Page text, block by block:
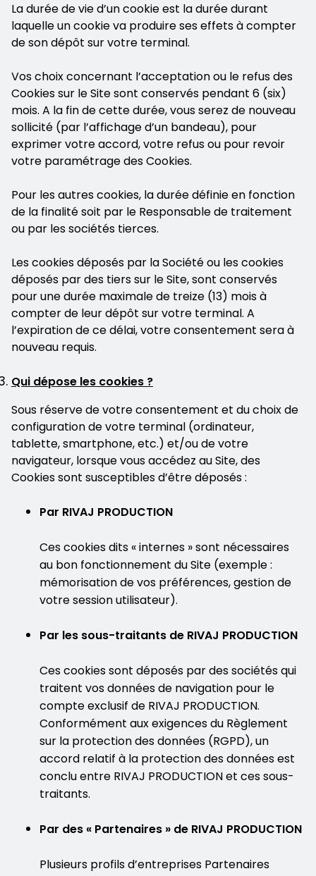
La durée de vie d’un cookie est la durée durant
laquelle un cookie va produire ses effets à compter
de son dépôt sur votre terminal.
Vos choix concernant l’acceptation ou le refus des
Cookies sur le Site sont conservés pendant 6 (six)
mois. A la fin de cette durée, vous serez de nouveau
sollicité (par l’affichage d’un bandeau), pour
exprimer votre accord, votre refus ou pour revoir
votre paramétrage des Cookies.
Pour les autres cookies, la durée définie en fonction
de la finalité soit par le Responsable de traitement
ou par les sociétés tierces.
Les cookies déposés par la Société ou les cookies
déposés par des tiers sur le Site, sont conservés
pour une durée maximale de treize (13) mois à
compter de leur dépôt sur votre terminal. A
l’expiration de ce délai, votre consentement sera à
nouveau requis.
Qui dépose les cookies ?
Sous réserve de votre consentement et du choix de
configuration de votre terminal (ordinateur,
tablette, smartphone, etc.) et/ou de votre
navigateur, lorsque vous accédez au Site, des
Cookies sont susceptibles d’être déposés :
Par RIVAJ PRODUCTION
Ces cookies dits « internes » sont nécessaires
au bon fonctionnement du Site (exemple :
mémorisation de vos préférences, gestion de
votre session utilisateur).
Par les sous-traitants de RIVAJ PRODUCTION
Ces cookies sont déposés par des sociétés qui
traitent vos données de navigation pour le
compte exclusif de RIVAJ PRODUCTION.
Conformément aux exigences du Règlement
sur la protection des données (RGPD), un
accord relatif à la protection des données est
conclu entre RIVAJ PRODUCTION et ces sous-
traitants.
Par des « Partenaires » de RIVAJ PRODUCTION
Plusieurs profils d’entreprises Partenaires